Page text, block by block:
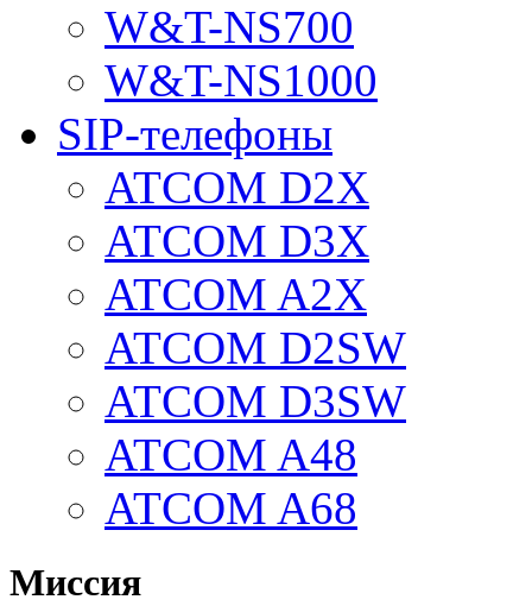
W&T-NS700
W&T-NS1000
SIP-телефоны
ATCOM D2X
ATCOM D3X
ATCOM A2X
ATCOM D2SW
ATCOM D3SW
ATCOM A48
ATCOM A68
Миссия